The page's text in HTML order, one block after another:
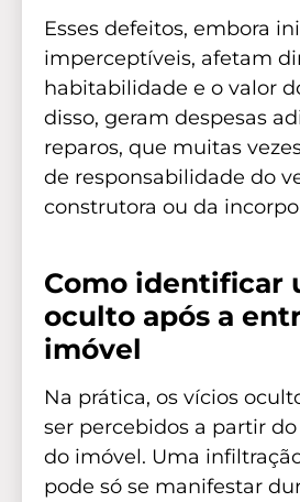
Esses defeitos, embora
imperceptíveis, afetam
habitabilidade e o valor
disso, geram despesas
reparos, que muitas
de responsabilidade do
construtora ou da
Como identificar
oculto após a
imóvel
Na prática, os vícios
ser percebidos a partir
do imóvel. Uma
pode só se manifestar